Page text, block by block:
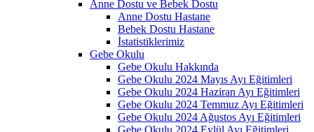
Anne Dostu ve Bebek Dostu
Anne Dostu Hastane
Bebek Dostu Hastane
İstatistiklerimiz
Gebe Okulu
Gebe Okulu Hakkında
Gebe Okulu 2024 Mayıs Ayı Eğitimleri
Gebe Okulu 2024 Haziran Ayı Eğitimleri
Gebe Okulu 2024 Temmuz Ayı Eğitimleri
Gebe Okulu 2024 Ağustos Ayı Eğitimleri
Gebe Okulu 2024 Eylül Ayı Eğitimleri